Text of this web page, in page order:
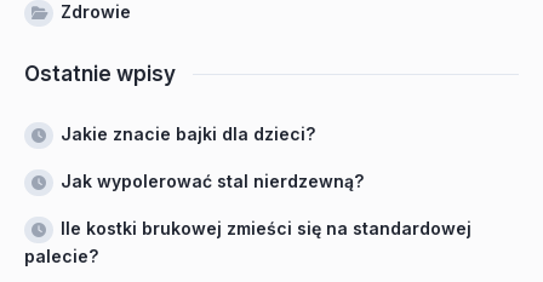
Zdrowie
Ostatnie wpisy
Jakie znacie bajki dla dzieci?
Jak wypolerować stal nierdzewną?
Ile kostki brukowej zmieści się na standardowej
palecie?